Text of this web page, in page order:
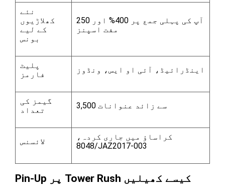
نئے
کھلاڑیوں
کے لیے
بونس
آپ کی پہلی جمع پر 400% اور 250
مفت اسپنز
پلیٹ
فارمز
اینڈرائیڈ، آئی او ایس، ونڈوز
گیمز کی
تعداد
3,500 سے زائد عنوانات
لائسنس
کراساؤ میں جاری کردہ،
8048/JAZ2017-003
Pin-Up پر Tower Rush کیسے کھیلیں